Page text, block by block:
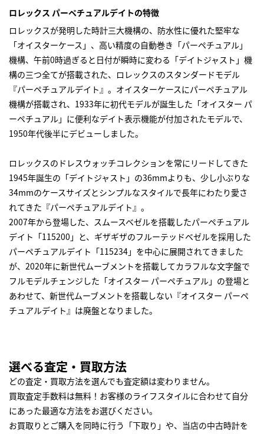
ロレックス パーペチュアルデイトの特徴
ロレックスが発明した時計三大機構の、防水性に優れた堅牢な
「オイスターケース」、高い精度の自動巻き「パーペチュアル」
機構、午前0時過ぎると日付が瞬時に変わる「デイトジャスト」機
構の三つ全てが搭載された、ロレックスのスタンダードモデル
『パーペチュアルデイト』。オイスターケースにパーペチュアル
機構が搭載され、1933年に初代モデルが誕生した「オイスター パ
ーペチュアル」に便利なデイト表示機能が付加されたモデルで、
1950年代後半にデビューしました。
ロレックスのドレスウォッチコレクションを常にリードしてきた
1945年誕生の「デイトジャスト」の36mmよりも、少し小ぶりな
34mmのケースサイズとシンプルなスタイルで長年にわたり愛さ
れてきた『パーペチュアルデイト』。
2007年から登場した、スムースベゼルを搭載したパーペチュアル
デイト「115200」と、ギザギザのフルーテッドベゼルを採用した
パーペチュアルデイト「115234」を中心に展開されてきました
が、2020年に新世代ムーブメントを搭載してカラフルな文字盤で
フルモデルチェンジした「オイスター パーペチュアル」の登場と
あわせて、新世代ムーブメントを搭載しない『オイスター パーペ
チュアルデイト』は廃盤となりました。
選べる査定・買取方法
どの査定・買取方法を選んでも査定額は変わりません。
買取査定手数料は無料！お客様のライフスタイルに合わせて自分
にあった最適な方法をお選びください。
お買取りとご購入を同時に行う「下取り」や、当店の中古時計を